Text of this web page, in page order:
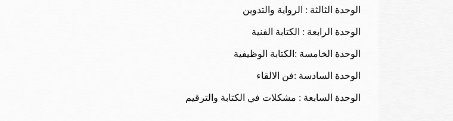
الوحدة الثالثة : الرواية والتدوين
الوحدة الرابعة : الكتابة الفنية
الوحدة الخامسة :الكتابة الوظيفية
الوحدة السادسة :فن الالقاء
الوحدة السابعة : مشكلات في الكتابة والترقيم